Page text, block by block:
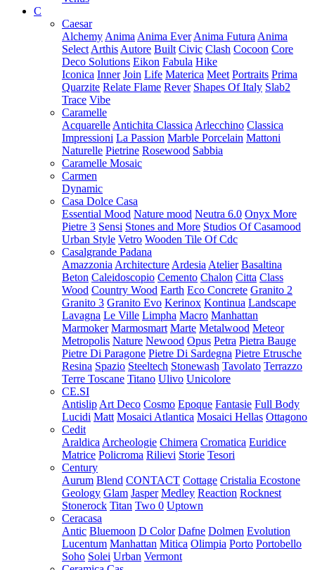
C
Caesar
Alchemy Anima Anima Ever Anima Futura Anima
Select Arthis Autore Built Civic Clash Cocoon Core
Deco Solutions Eikon Fabula Hike
Iconica Inner Join Life Materica Meet Portraits Prima
Quarzite Relate Flame Rever Shapes Of Italy Slab2
Trace Vibe
Caramelle
Acquarelle Antichita Classica Arlecchino Classica
Impressioni La Passion Marble Porcelain Mattoni
Naturelle Pietrine Rosewood Sabbia
Caramelle Mosaic
Carmen
Dynamic
Casa Dolce Casa
Essential Mood Nature mood Neutra 6.0 Onyx More
Pietre 3 Sensi Stones and More Studios Of Casamood
Urban Style Vetro Wooden Tile Of Cdc
Casalgrande Padana
Amazzonia Architecture Ardesia Atelier Basaltina
Beton Caleidoscopio Cemento Chalon Citta Class
Wood Country Wood Earth Eco Concrete Granito 2
Granito 3 Granito Evo Kerinox Kontinua Landscape
Lavagna Le Ville Limpha Macro Manhattan
Marmoker Marmosmart Marte Metalwood Meteor
Metropolis Nature Newood Opus Petra Pietra Bauge
Pietre Di Paragone Pietre Di Sardegna Pietre Etrusche
Resina Spazio Steeltech Stonewash Tavolato Terrazzo
Terre Toscane Titano Ulivo Unicolore
CE.SI
Antislip Art Deco Cosmo Epoque Fantasie Full Body
Lucidi Matt Mosaici Atlantica Mosaici Hellas Ottagono
Cedit
Araldica Archeologie Chimera Cromatica Euridice
Matrice Policroma Rilievi Storie Tesori
Century
Aurum Blend CONTACT Cottage Cristalia Ecostone
Geology Glam Jasper Medley Reaction Rocknest
Stonerock Titan Two 0 Uptown
Ceracasa
Antic Bluemoon D Color Dafne Dolmen Evolution
Lucentum Manhattan Mitica Olimpia Porto Portobello
Soho Solei Urban Vermont